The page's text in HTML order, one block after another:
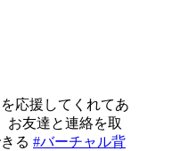
を応援してくれてあ
お友達と連絡を取
る #バーチャル背